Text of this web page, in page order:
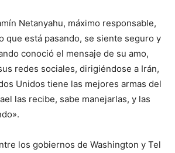
Netanyahu, máximo responsable,
que está pasando, se siente seguro y
conoció el mensaje de su amo,
redes sociales, dirigiéndose a Irán,
Unidos tiene las mejores armas del
las recibe, sabe manejarlas, y las
los gobiernos de Washington y Tel